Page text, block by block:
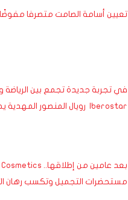
تعيين أسامة الصامت متصرفا
في تجربة جديدة تجمع بين الرياضة
Iberostar رويال المنصور المهدية يطلق Pila…
مستحضرات التجميل وتكسب رهان